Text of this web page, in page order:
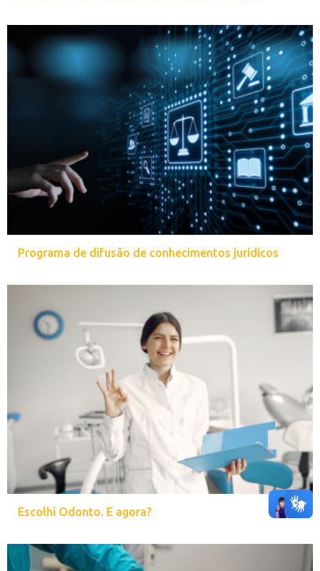
Programa de difusão de conhecimentos jurídicos
Escolhi Odonto. E agora?